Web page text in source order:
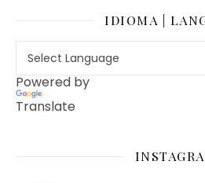
IDIOMA |
Powered by
Translate